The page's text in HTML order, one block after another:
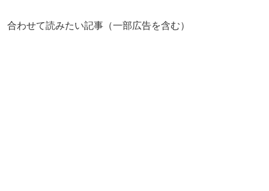
合わせて読みたい記事（一部広告を含む）